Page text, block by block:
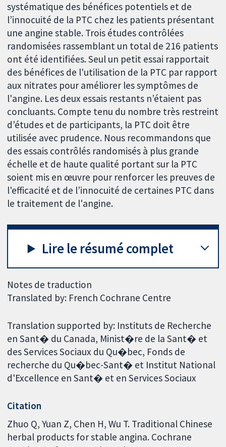
systématique des bénéfices potentiels et de
l’innocuité de la PTC chez les patients présentant
une angine stable. Trois études contrôlées
randomisées rassemblant un total de 216 patients
ont été identifiées. Seul un petit essai rapportait
des bénéfices de l'utilisation de la PTC par rapport
aux nitrates pour améliorer les symptômes de
l'angine. Les deux essais restants n’étaient pas
concluants. Compte tenu du nombre très restreint
d’études et de participants, la PTC doit être
utilisée avec prudence. Nous recommandons que
des essais contrôlés randomisés à plus grande
échelle et de haute qualité portant sur la PTC
soient mis en œuvre pour renforcer les preuves de
l'efficacité et de l’innocuité de certaines PTC dans
le traitement de l'angine.
Lire le résumé complet
Notes de traduction
Translated by: French Cochrane Centre
Translation supported by: Instituts de Recherche
en Sant� du Canada, Minist�re de la Sant� et
des Services Sociaux du Qu�bec, Fonds de
recherche du Qu�bec-Sant� et Institut National
d'Excellence en Sant� et en Services Sociaux
Citation
Zhuo Q, Yuan Z, Chen H, Wu T. Traditional Chinese
herbal products for stable angina. Cochrane